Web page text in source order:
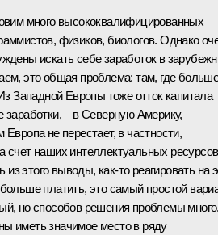
много высококвалифицированных
физиков, биологов. Однако
искать себе заработок в
это общая проблема: там, где
Западной Европы тоже отток капитала
заработки, – в Северную Америку,
не перестает, в частности,
счет наших интеллектуальных
этого выводы, как‑то реагировать на
платить, это самый простой
но способов решения проблемы
иметь значимое место в ряду